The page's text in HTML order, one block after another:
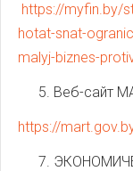
https://myfin.by/
hotat-snat-
malyj-biznes-
Веб-сайт
https://